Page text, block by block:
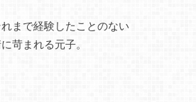
まで経験したことのない
苛まれる元子。